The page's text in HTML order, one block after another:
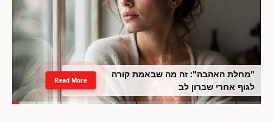
"מחלת האהבה": זה מה שבאמת קורה
לגוף אחרי שברון לב
Read More